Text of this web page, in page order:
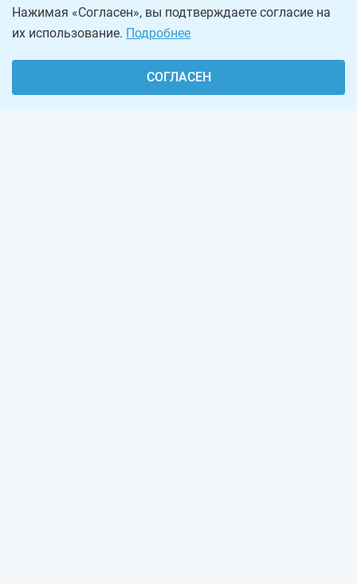
Нажимая «Согласен», вы подтверждаете согласие на
их использование. Подробнее
СОГЛАСЕН